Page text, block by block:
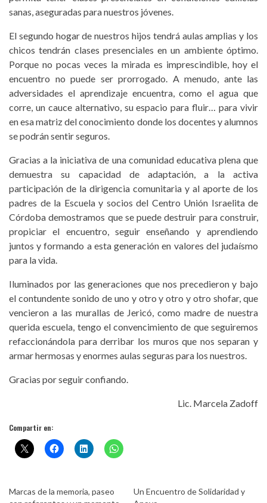
sanas, aseguradas para nuestros jóvenes.
El segundo hogar de nuestros hijos tendrá aulas amplias y los
chicos tendrán clases presenciales en un ambiente óptimo.
Porque no pocas veces la mirada es imprescindible, hoy el
encuentro no puede ser prorrogado. A menudo, ante las
adversidades el aprendizaje encuentra, como el agua que
corre, un cauce alternativo, su espacio para fluir… para vivir
en esa matriz del conocimiento donde los docentes y alumnos
se podrán sentir seguros.
Gracias a la iniciativa de una comunidad educativa plena que
demuestra su capacidad de adaptación, a la activa
participación de la dirigencia comunitaria y al aporte de los
padres de la Escuela y socios del Centro Unión Israelita de
Córdoba demostramos que se puede destruir para construir,
propiciar el encuentro, seguir enseñando y aprendiendo
juntos y formando a esta generación en valores del judaísmo
para la vida.
Iluminados por las generaciones que nos precedieron y bajo
el contundente sonido de uno y otro y otro y otro shofar, que
vencieron a las murallas de Jericó, como madre de nuestra
querida escuela, tengo el convencimiento de que seguiremos
refaccionándola para derribar los muros que nos separan y
armar hermosas y enormes aulas seguras para los nuestros.
Gracias por seguir confiando.
Lic. Marcela Zadoff
Compartir en:
Marcas de la memoria, paseo
Un Encuentro de Solidaridad y